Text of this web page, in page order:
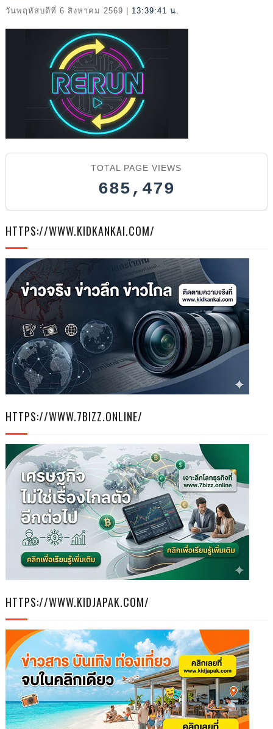
2026
วันพฤหัสบดีที่ 6 สิงหาคม 2569 13:39:42 น.
TOTAL PAGE VIEWS
685,479
HTTPS://WWW.KIDKANKAI.COM/
HTTPS://WWW.7BIZZ.ONLINE/
HTTPS://WWW.KIDJAPAK.COM/